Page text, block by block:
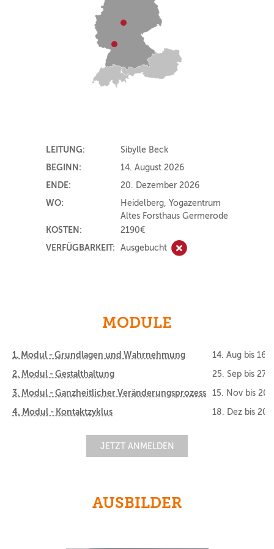
LEITUNG:
Sibylle Beck
BEGINN:
14. August 2026
ENDE:
20. Dezember 2026
WO:
Heidelberg, Yogazentrum
Altes Forsthaus Germerode
KOSTEN:
2190€
VERFÜGBARKEIT: Ausgebucht
Ausgebucht
MODULE
1. Modul - Grundlagen und Wahrnehmung 14. Aug bis 16.
2. Modul - Gestalthaltung
25. Sep bis 27.
3. Modul - Ganzheitlicher Veränderungsprozess 15. Nov bis 20.
4. Modul - Kontaktzyklus
18. Dez bis 20.
JETZT ANMELDEN
AUSBILDER